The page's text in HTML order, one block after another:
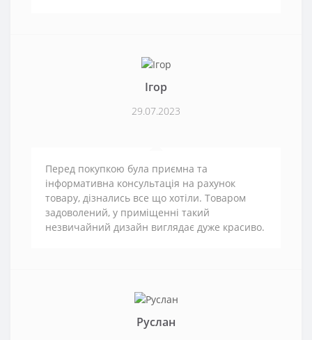
Ігор
29.07.2023
Перед покупкою була приємна та
інформативна консультація на рахунок
товару, дізнались все що хотіли. Товаром
задоволений, у приміщенні такий
незвичайний дизайн виглядає дуже красиво.
Руслан